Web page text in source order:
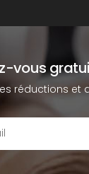
vous
réductions et